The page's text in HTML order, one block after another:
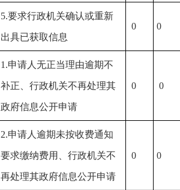
5.要求行政机关确认或重新
出具已获取信息
0 0
1.申请人无正当理由逾期不
补正、行政机关不再处理其
政府信息公开申请
0 0
2.申请人逾期未按收费通知
要求缴纳费用、行政机关不
再处理其政府信息公开申请
0 0